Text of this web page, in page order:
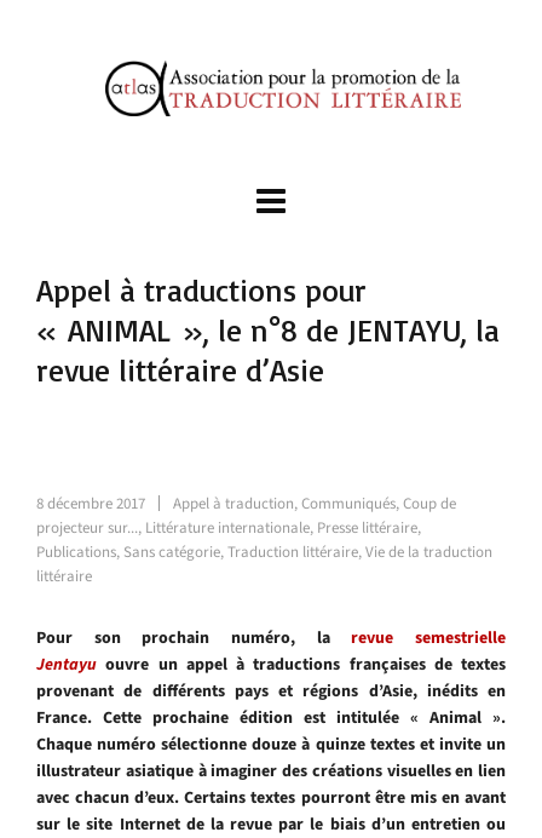
Appel à traductions pour
« ANIMAL », le n°8 de JENTAYU, la
revue littéraire d’Asie
8 décembre 2017 Appel à traduction,Communiqués,Coup de
projecteur sur..., Littérature internationale, Presse littéraire,
Publications, Sans catégorie,Traduction littéraire,Vie de la traduction
littéraire
Pour son prochain numéro, larevue semestrielle
Jentayu ouvre un appel à traductions françaises de textes
provenant de différents pays et régions d’Asie, inédits en
France. Cette prochaine édition est intitulée « Animal ».
Chaque numéro sélectionne douze à quinze textes et invite un
illustrateur asiatique à imaginer des créations visuelles en lien
avec chacun d’eux. Certains textes pourront être mis en avant
sur le site Internet de la revue par le biais d’un entretien ou